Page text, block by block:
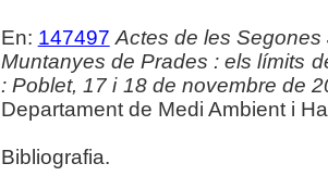
En: 147497 Actes de les
Muntanyes de Prades : els límits
: Poblet, 17 i 18 de novembre de
Departament de Medi Ambient i
Bibliografia.